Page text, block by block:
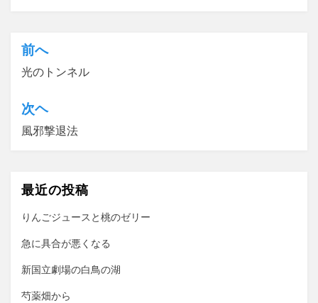
投
稿
ナ
ビ
シ
ョ
ン
前へ
光のトンネル
次ヘ
風邪撃退法
最近の投稿
りんごジュースと桃のゼリー
急に具合が悪くなる
新国立劇場の白鳥の湖
芍薬畑から